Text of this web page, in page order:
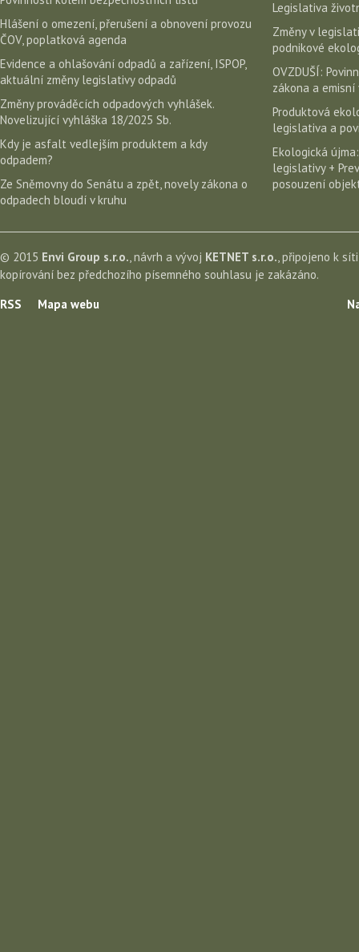
Hlášení o omezení, přerušení a obnovení provozu
ČOV, poplatková agenda
Evidence a ohlašování odpadů a zařízení, ISPOP,
aktuální změny legislativy odpadů
Změny prováděcích odpadových vyhlášek.
Novelizující vyhláška 18/2025 Sb.
Kdy je asfalt vedlejším produktem a kdy
odpadem?
Ze Sněmovny do Senátu a zpět, novely zákona o
odpadech bloudí v kruhu
Legislativa
Změny v
podnikové
OVZDUŠÍ:
zákona a emisní
Produktová
legislativa a
Ekologická
legislativy +
posouzení
© 2015 Envi Group s.r.o., návrh a vývoj KETNET s.r.o., připojeno k
kopírování bez předchozího písemného souhlasu je zakázáno.
RSS
Mapa webu